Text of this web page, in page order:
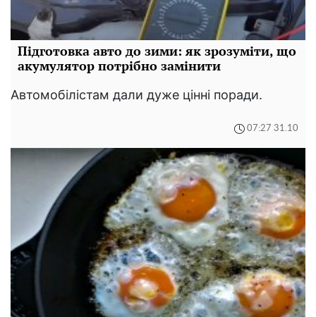
Підготовка авто до зими: як зрозуміти, що
акумулятор потрібно замінити
Автомобілістам дали дуже цінні поради.
07:27 31.10